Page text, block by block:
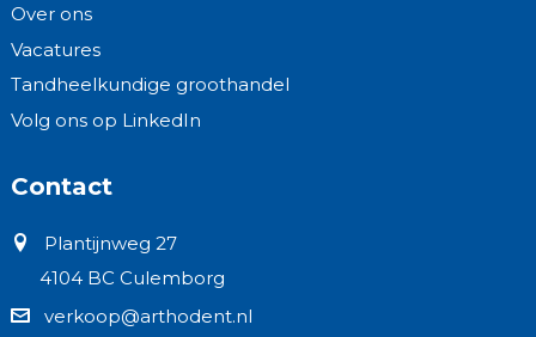
Over ons
Vacatures
Tandheelkundige groothandel
Volg ons op LinkedIn
Contact
Plantijnweg 27
4104 BC Culemborg
verkoop@arthodent.nl